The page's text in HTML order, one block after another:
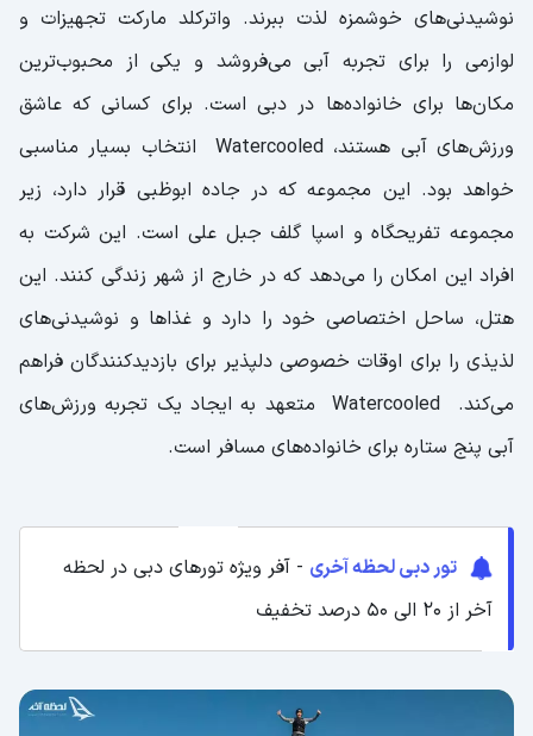
نوشیدنی‌های خوشمزه لذت ببرند. واترکلد مارکت تجهیزات و
لوازمی را برای تجربه آبی می‌فروشد و یکی از محبوب‌ترین
مکان‌ها برای خانواده‌ها در دبی است. برای کسانی که عاشق
ورزش‌های آبی هستند، Watercooled انتخاب بسیار مناسبی
خواهد بود. این مجموعه که در جاده ابوظبی قرار دارد، زیر
مجموعه تفریحگاه و اسپا گلف جبل علی است. این شرکت به
افراد این امکان را می‌دهد که در خارج از شهر زندگی کنند. این
هتل، ساحل اختصاصی خود را دارد و غذا‌ها و نوشیدنی‌های
لذیذی را برای اوقات خصوصی دلپذیر برای بازدیدکنندگان فراهم
می‌کند. Watercooled متعهد به ایجاد یک تجربه ورزش‌های
آبی پنج ستاره برای خانواده‌های مسافر است.
تور دبی لحظه آخری - آفر ویژه تورهای دبی در لحظه
آخر از 20 الی 50 درصد تخفیف